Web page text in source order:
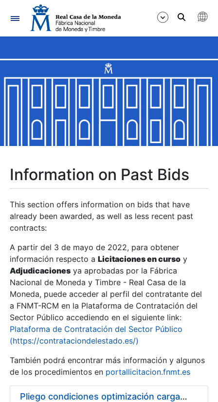
Navigation
Show/Hide
Show/Hide
Show/Hide
Show/Hide
Show/Hide
Information on Past Bids
This section offers information on bids that have
already been awarded, as well as less recent past
contracts:
A partir del 3 de mayo de 2022, para obtener
información respecto a Licitaciones en curso y
Adjudicaciones ya aprobadas por la Fábrica
Nacional de Moneda y Timbre - Real Casa de la
Moneda, puede acceder al perfil del contratante del
a FNMT-RCM en la Plataforma de Contratación del
Sector Público accediendo en el siguiente link:
Plataforma de Contratación del Sector Público
(https://contrataciondelestado.es/)
También podrá encontrar más información y algunos
de los procedimientos en portallicitacion.fnmt.es
Pliego condiciones optimización cargas compras firmado